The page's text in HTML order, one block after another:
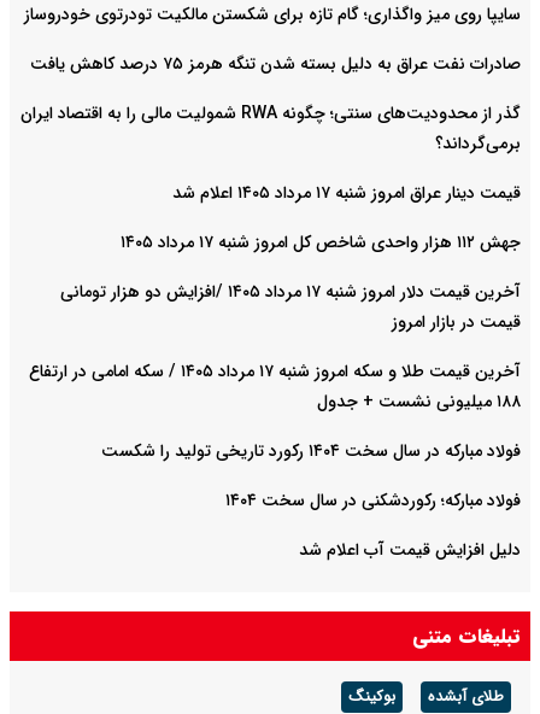
سایپا روی میز واگذاری؛ گام تازه برای شکستن مالکیت تودرتوی خودروساز
صادرات نفت عراق به دلیل بسته شدن تنگه هرمز ۷۵ درصد کاهش یافت
گذر از محدودیت‌های سنتی؛ چگونه RWA شمولیت مالی را به اقتصاد ایران
برمی‌گرداند؟
قیمت دینار عراق امروز شنبه ۱۷ مرداد ۱۴۰۵ اعلام شد
جهش ۱۱۲ هزار واحدی شاخص کل امروز شنبه ۱۷ مرداد ۱۴۰۵
آخرین قیمت دلار امروز شنبه ۱۷ مرداد ۱۴۰۵ /افزایش دو هزار تومانی
قیمت در بازار امروز
آخرین قیمت طلا و سکه امروز شنبه ۱۷ مرداد ۱۴۰۵ / سکه امامی در ارتفاع
۱۸۸ میلیونی نشست + جدول
فولاد مبارکه در سال سخت ۱۴۰۴ رکورد تاریخی تولید را شکست
فولاد مبارکه؛ رکوردشکنی در سال سخت ۱۴۰۴
دلیل افزایش قیمت آب اعلام شد
تبلیغات متنی
طلای آبشده بوکینگ